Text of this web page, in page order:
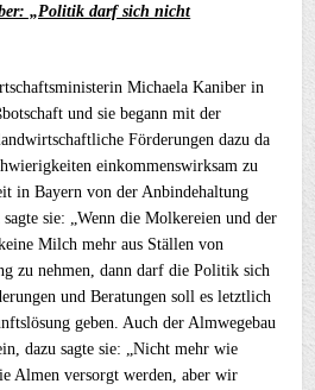
„Politik darf sich nicht
Michaela Kaniber in
und sie begann mit der
Förderungen dazu da
einkommenswirksam zu
in Bayern von der Anbindehaltung
sie: „Wenn die Molkereien und der
Milch mehr aus Ställen von
zu nehmen, dann darf die Politik sich
und Beratungen soll es letztlich
geben. Auch der Almwegebau
dazu sagte sie: „Nicht mehr wie
Almen versorgt werden, aber wir